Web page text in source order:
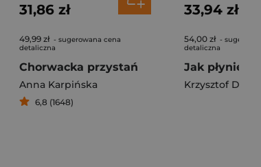
31,86 zł
49,99 zł - sugerowana cena
detaliczna
Chorwacka przystań
Anna Karpińska
6,8 (1648)
33,94 zł
54,00 zł -
detaliczna
Krzysztof